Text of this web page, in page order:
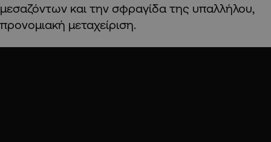
μεσαζόντων και την σφραγίδα της υπαλλήλου,
προνομιακή μεταχείριση.